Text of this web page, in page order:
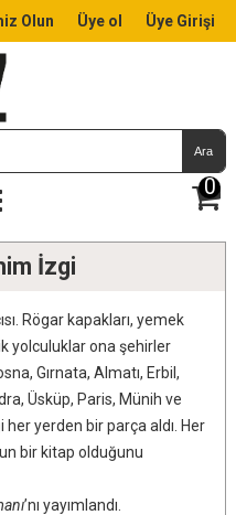
Olun Üye ol Üye Girişi
Ara
0
İzgi
Rögar kapakları, yemek
yolculuklar ona şehirler
Gırnata, Almatı, Erbil,
Üsküp, Paris, Münih ve
yerden bir parça aldı. Her
bir kitap olduğunu
’nı yayımlandı.